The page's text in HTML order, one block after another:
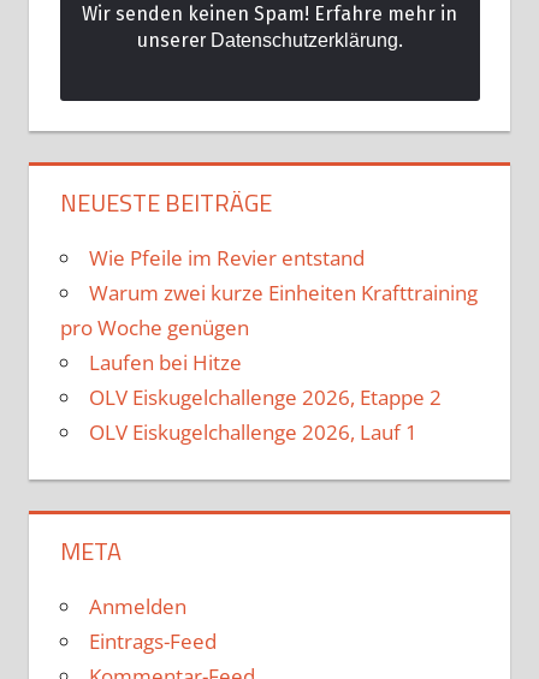
Wir senden keinen Spam! Erfahre mehr in
unserer Datenschutzerklärung.
NEUESTE BEITRÄGE
Wie Pfeile im Revier entstand
Warum zwei kurze Einheiten Krafttraining
pro Woche genügen
Laufen bei Hitze
OLV Eiskugelchallenge 2026, Etappe 2
OLV Eiskugelchallenge 2026, Lauf 1
META
Anmelden
Eintrags-Feed